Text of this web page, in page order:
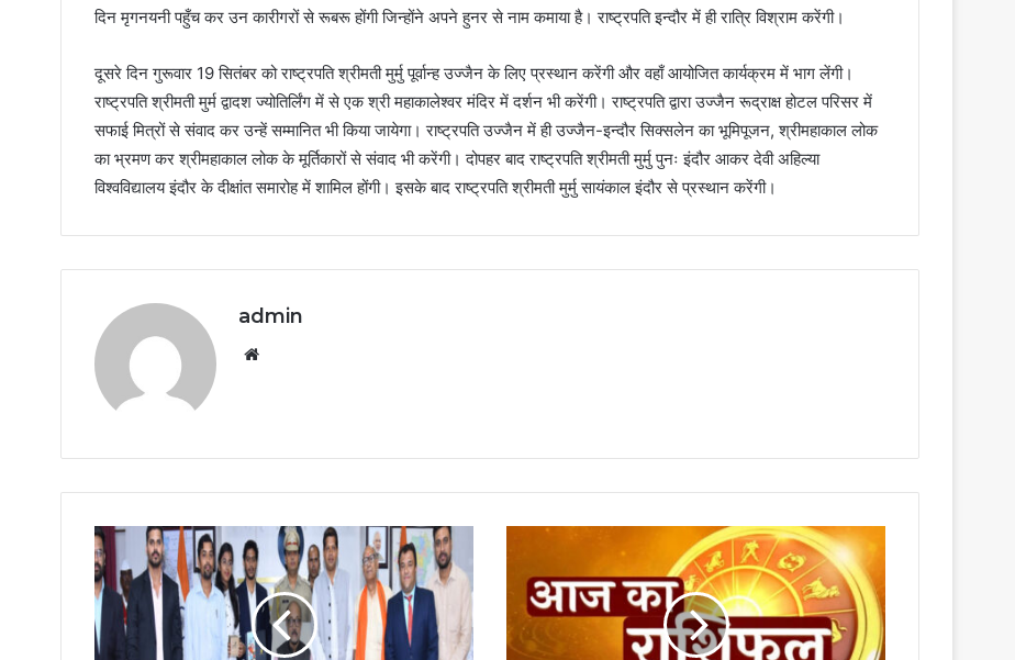
दिन मृगनयनी पहुँच कर उन कारीगरों से रूबरू होंगी जिन्होंने अपने हुनर से नाम कमाया है। राष्ट्रपति इन्दौर में ही रात्रि विश्राम करेंगी।
दूसरे दिन गुरूवार 19 सितंबर को राष्ट्रपति श्रीमती मुर्मु पूर्वान्ह उज्जैन के लिए प्रस्थान करेंगी और वहाँ आयोजित कार्यक्रम में भाग लेंगी।
राष्ट्रपति श्रीमती मुर्म द्वादश ज्योतिर्लिंग में से एक श्री महाकालेश्वर मंदिर में दर्शन भी करेंगी। राष्ट्रपति द्वारा उज्जैन रूद्राक्ष होटल परिसर में
सफाई मित्रों से संवाद कर उन्हें सम्मानित भी किया जायेगा। राष्ट्रपति उज्जैन में ही उज्जैन-इन्दौर सिक्सलेन का भूमिपूजन, श्रीमहाकाल लोक
का भ्रमण कर श्रीमहाकाल लोक के मूर्तिकारों से संवाद भी करेंगी। दोपहर बाद राष्ट्रपति श्रीमती मुर्मु पुनः इंदौर आकर देवी अहिल्या
विश्वविद्यालय इंदौर के दीक्षांत समारोह में शामिल होंगी। इसके बाद राष्ट्रपति श्रीमती मुर्मु सायंकाल इंदौर से प्रस्थान करेंगी।
admin